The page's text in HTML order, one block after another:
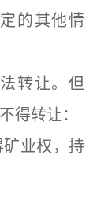
的其他情
转让。但
得转让：
业权，持